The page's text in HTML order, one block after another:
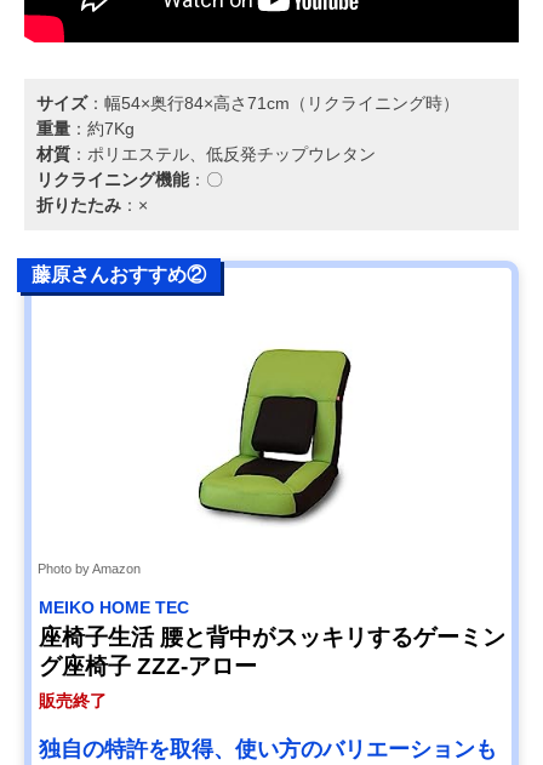
サイズ：幅54×奥行84×高さ71cm（リクライニング時）
重量 ：約7Kg
材質 ：ポリエステル、低反発チップウレタン
リクライニング機能：〇
折りたたみ ：×
藤原さんおすすめ②
Photo by Amazon
MEIKO HOME TEC
座椅子生活 腰と背中がスッキリするゲーミン
グ座椅子 ZZZ-アロー
販売終了
独自の特許を取得、使い方のバリエーションも